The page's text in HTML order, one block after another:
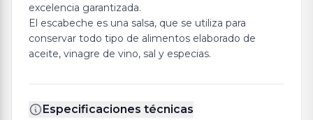
excelencia garantizada.
El escabeche es una salsa, que se utiliza para
conservar todo tipo de alimentos elaborado de
aceite, vinagre de vino, sal y especias.
Especificaciones técnicas